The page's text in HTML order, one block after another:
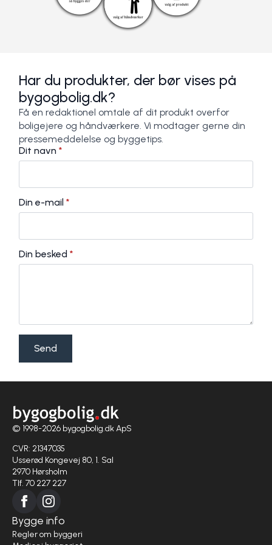
Har du produkter, der bør vises på
bygogbolig.dk?
Få en redaktionel omtale af dit produkt overfor
boligejere og håndværkere. Vi modtager gerne din
pressemeddelelse og byggetips.
Dit navn *
Din e-mail *
Din besked *
Send
© 1998-2026 bygogbolig.dk ApS
CVR: 21347035
Usserød Kongevej 80, 1. Sal
2970 Hørsholm
Tlf. 70 227 227
Bygge info
Regler om byggeri